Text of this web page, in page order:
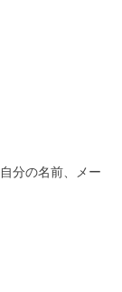
分の名前、メー